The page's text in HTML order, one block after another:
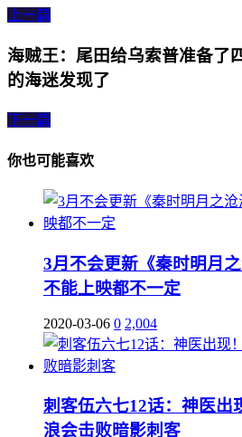
上一篇
海贼王：尾田给乌索普准备了
的海迷发现了
下一篇
你也可能喜欢
3月不会更新《秦时明月
不能上映都不一定
2020-03-06 0 2,004
刺客伍六七12话：神医出
浪会击败暗影刺客